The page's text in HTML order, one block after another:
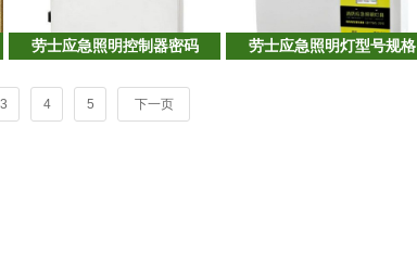
劳士应急照明控制器密码 劳士应急照明灯型号规格
3 4 5 下一页